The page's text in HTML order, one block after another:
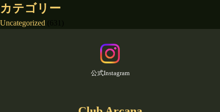
カテゴリー
Uncategorized
公式Instagram